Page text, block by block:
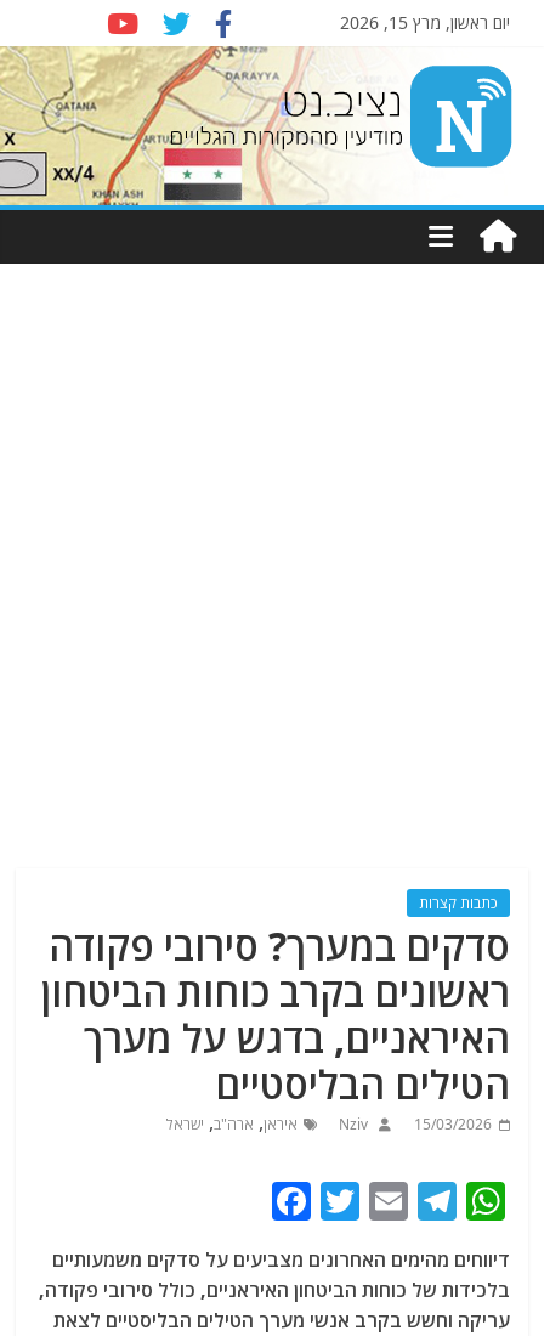
יום ראשון, מרץ 15, 2026
Nziv.net
מודיעין
מהמקורות
כתבות קצרות
סדקים במערך? סירובי פקודה
ראשונים בקרב כוחות הביטחון
האיראניים, בדגש על מערך
הטילים הבליסטיים
15/03/2026
Nziv איראן, ארה"ב, ישראל
W
at
s
T
e
g
E
ai
l
T
itt
er
c
e
דיווחים מהימים האחרונים מצביעים על סדקים משמעותיים
בלכידות של כוחות הביטחון האיראניים, כולל סירובי פקודה,
עריקה וחשש בקרב אנשי מערך הטילים הבליסטיים לצאת